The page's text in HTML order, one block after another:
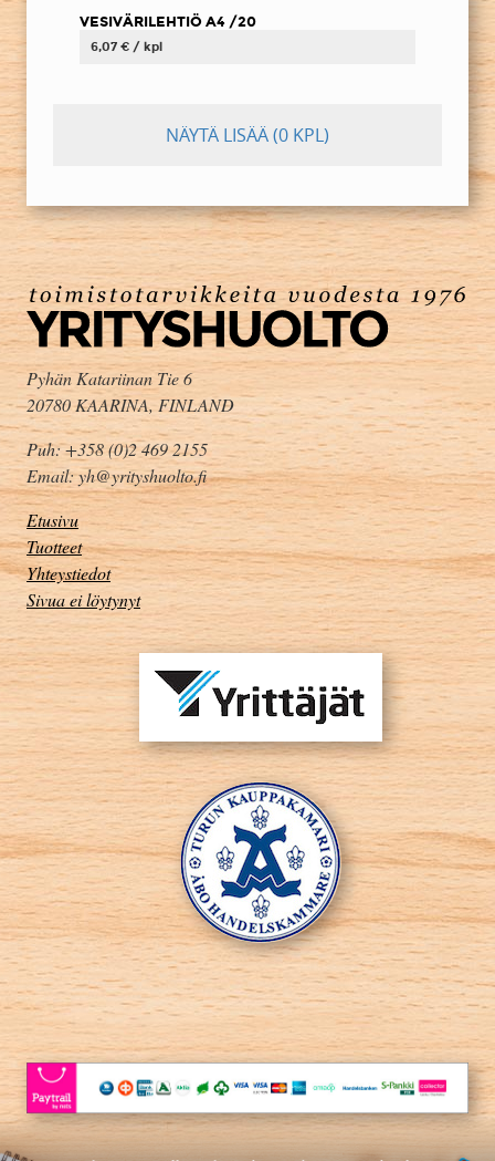
VESIVÄRILEHTIÖ A4 /20
6,07 € / kpl
NÄYTÄ LISÄÄ(0 KPL)
Pyhän Katariinan Tie 6
20780 KAARINA, FINLAND
Puh: +358 (0)2 469 2155
Email: yh@yrityshuolto.fi
Etusivu
Tuotteet
Yhteystiedot
Sivua ei löytynyt